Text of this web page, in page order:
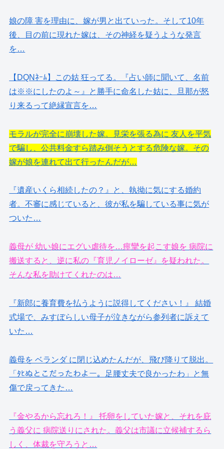
娘の障 害を理由に、嫁が男と出ていった。そして10年
後、目の前に現れた嫁は、その神経を疑うような発言
を…
【DQNﾈｰﾑ】この姑 狂ってる。『占い師に聞いて、名前
は※※にしたのよ～』と勝手に命名した姑に、旦那が怒
り来るって絶縁宣言を…
モラルが完全に崩壊した嫁。見栄を張る為に 友人を平気
で騙し、公共料金すら踏み倒そうとする危険な嫁。その
嫁が娘を連れて出て行ったんだが…
『遺産いくら相続したの？』と、執拗に気にする婚約
者。不審に感じていると、彼が私を騙している事に気が
ついた…
義母が 幼い娘にエグい虐待を…痙攣を起こす娘を 病院に
搬送すると、逆に私の『育児ノイローゼ』を疑われた。
そんな私を助けてくれたのは…
『新郎に養育費を払うように説得してください！』 結婚
式場で、みすぼらしい母子が泣きながら参列者に訴えて
いた…
義母を ベランダ に閉じ込めたんだが、飛び降りて脱出。
「ﾀﾋぬとこだったわよー。足腰丈夫で良かったわ」と無
傷で戻ってきた…
『金やるから忘れろ！』 托卵をしていた嫁と、それを庇
う義父に 病院送りにされた。義父は市議に立候補するら
しく、体裁を守ろうと…